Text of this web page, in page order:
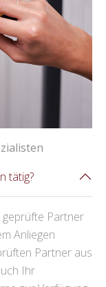
tätig?
geprüfte Partner
Anliegen
Partner aus
Ihr